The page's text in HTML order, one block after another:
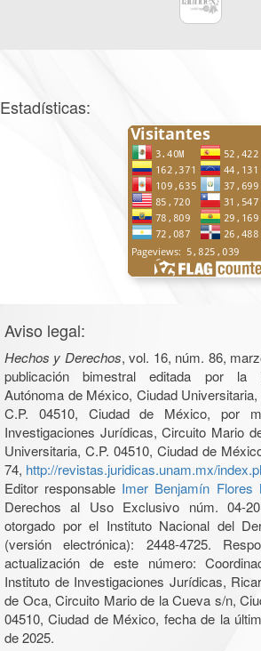
Estadísticas:
Aviso legal:
Hechos y Derechos, vol. 16, núm. 86,
publicación bimestral editada por la
Autónoma de México, Ciudad
C.P. 04510, Ciudad de México, por
Investigaciones Jurídicas, Circuito Mario
Universitaria, C.P. 04510, Ciudad de
74, http://revistas.juridicas.unam.mx/
Editor responsable Imer Benjamín Flores
Derechos al Uso Exclusivo núm. 04-
otorgado por el Instituto Nacional del
(versión electrónica): 2448-4725.
actualización de este número:
Instituto de Investigaciones Jurídicas,
de Oca, Circuito Mario de la Cueva s/n,
04510, Ciudad de México, fecha de la
de 2025.